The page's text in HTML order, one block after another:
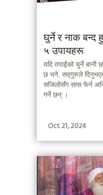
घुर्ने र नाक बन्द
५ उपायहरू
यदि तपाईंको घुर्ने
छ भने, सद्गुरुले
सजिलोसँग सास फेर्न
गर्ने छन् ।
Oct 21, 2024